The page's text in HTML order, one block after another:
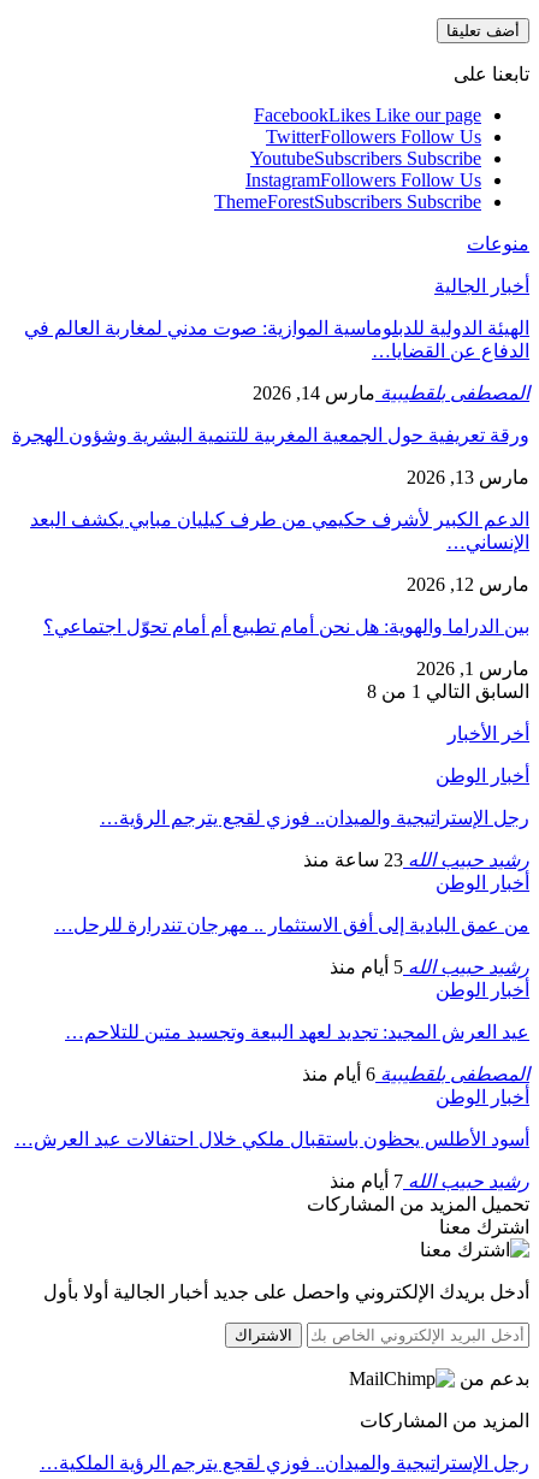
تابعنا على
FacebookLikes Like our page
TwitterFollowers Follow Us
YoutubeSubscribers Subscribe
InstagramFollowers Follow Us
ThemeForestSubscribers Subscribe
منوعات
أخبار الجالية
الهيئة الدولية للدبلوماسية الموازية: صوت مدني لمغاربة العالم في
الدفاع عن القضايا…
المصطفى بلقطيبية مارس 14, 2026
ورقة تعريفية حول الجمعية المغربية للتنمية البشرية وشؤون الهجرة
مارس 13, 2026
الدعم الكبير لأشرف حكيمي من طرف كيليان مبابي يكشف البعد
الإنساني…
مارس 12, 2026
بين الدراما والهوية: هل نحن أمام تطبيع أم أمام تحوّل اجتماعي؟
مارس 1, 2026
السابق التالي 1 من 8
أخر الأخبار
أخبار الوطن
رجل الإستراتيجية والميدان.. فوزي لقجع يترجم الرؤية…
رشيد حبيب الله 23 ساعة منذ
أخبار الوطن
من عمق البادية إلى أفق الاستثمار .. مهرجان تندرارة للرحل…
رشيد حبيب الله 5 أيام منذ
أخبار الوطن
عيد العرش المجيد: تجديد لعهد البيعة وتجسيد متين للتلاحم…
المصطفى بلقطيبية 6 أيام منذ
أخبار الوطن
أسود الأطلس يحظون باستقبال ملكي خلال احتفالات عيد العرش…
رشيد حبيب الله 7 أيام منذ
تحميل المزيد من المشاركات
اشترك معنا
أدخل بريدك الإلكتروني واحصل على جديد أخبار الجالية أولا بأول
الاشتراك
بدعم من
المزيد من المشاركات
رجل الإستراتيجية والميدان.. فوزي لقجع يترجم الرؤية الملكية…